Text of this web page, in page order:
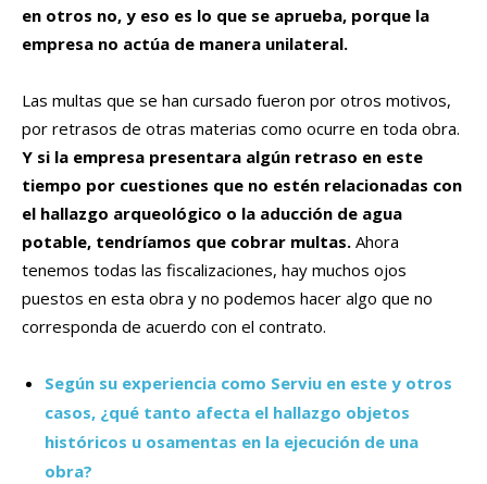
en otros no, y eso es lo que se aprueba, porque la
empresa no actúa de manera unilateral.
Las multas que se han cursado fueron por otros motivos,
por retrasos de otras materias como ocurre en toda obra.
Y si la empresa presentara algún retraso en este
tiempo por cuestiones que no estén relacionadas con
el hallazgo arqueológico o la aducción de agua
potable, tendríamos que cobrar multas. Ahora
tenemos todas las fiscalizaciones, hay muchos ojos
puestos en esta obra y no podemos hacer algo que no
corresponda de acuerdo con el contrato.
Según su experiencia como Serviu en este y otros
casos, ¿qué tanto afecta el hallazgo objetos
históricos u osamentas en la ejecución de una
obra?